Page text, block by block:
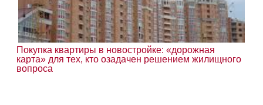
Покупка квартиры в новостройке: «дорожная
карта» для тех, кто озадачен решением жилищного
вопроса